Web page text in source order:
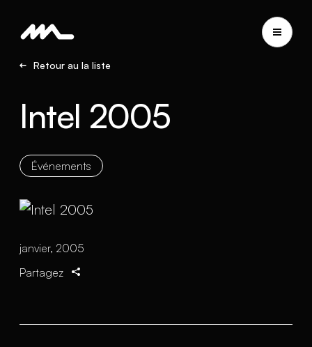
Retour au la liste
Intel 2005
Événements
janvier, 2005
Partagez